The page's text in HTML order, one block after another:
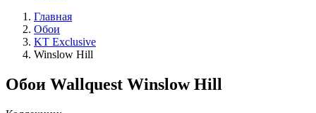
Главная
Обои
KT Exclusive
Winslow Hill
Обои Wallquest Winslow Hill